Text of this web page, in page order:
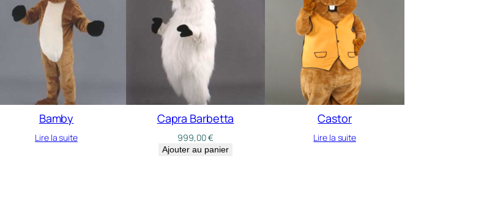
Bamby
Lire la suite
Capra Barbetta
999,00€
Ajouter au panier
Castor
Lire la suite